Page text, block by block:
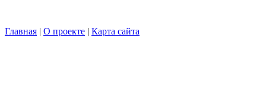
Главная | О проекте | Карта сайта